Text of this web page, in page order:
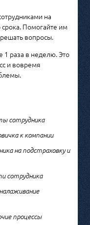
на
Помогайте им
вопросы.
1 раза в неделю. Это
и вовремя
сотрудника
к компании
на подстраховку и
сотрудника
процессы